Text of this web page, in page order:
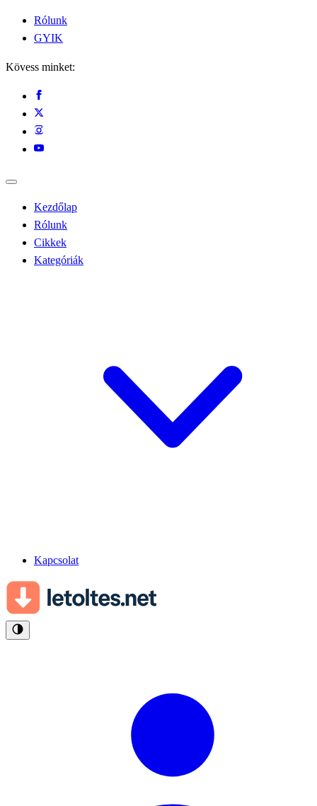
Rólunk
GYIK
Kövess minket:
Kezdőlap
Rólunk
Cikkek
Kategóriák
Kapcsolat